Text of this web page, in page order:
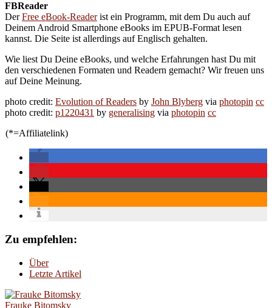
FBReader
DerFree eBook-Readerist ein Programm, mit dem Du auch auf
Deinem Android Smartphone eBooks im EPUB-Format lesen
kannst. Die Seite ist allerdings auf Englisch gehalten.
Wie liest Du Deine eBooks, und welche Erfahrungen hast Du mit
den verschiedenen Formaten und Readern gemacht? Wir freuen uns
auf Deine Meinung.
photo credit: Evolution of Readers by John Blyberg via photopin cc
photo credit: p1220431 by generalising via photopin cc
(*=Affiliatelink)
Zu empfehlen:
Über
Letzte Artikel
Frauke Bitomsky